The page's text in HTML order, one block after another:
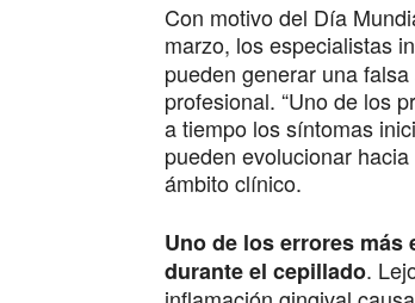
Con motivo del Día
marzo, los especialistas
pueden generar una
profesional. “Uno de los
a tiempo los síntomas
pueden evolucionar
ámbito clínico.
Uno de los errores
durante el cepillado.